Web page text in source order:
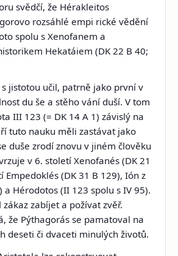
svědčí, že Hérakleitos
rozsáhlé empi rické vědění
spolu s Xenofanem a
Hekatáiem (DK 22 B 40;
jistotou učil, patrně jako první v
du še a stěho vání duší. V tom
III 123 (= DK 14 A 1) závislý na
tuto nauku měli zastávat jako
duše zrodí znovu v jiném člověku
v 6. století Xenofanés (DK 21
Empedoklés (DK 31 B 129), Ión z
a Hérodotos (II 123 spolu s IV 95).
zabíjet a požívat zvěř.
že Pýthagorás se pamatoval na
deseti či dvaceti minulých životů.